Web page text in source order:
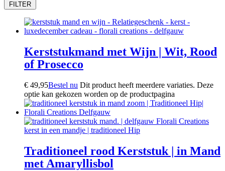
FILTER
Kerststukmand met Wijn | Wit, Rood
of Prosecco
€ 49,95Bestel nu Dit product heeft meerdere variaties. Deze
optie kan gekozen worden op de productpagina
Traditioneel rood Kerststuk | in Mand
met Amaryllisbol